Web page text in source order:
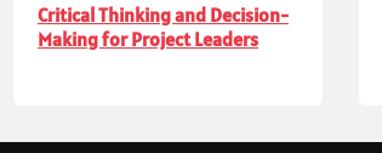
Critical Thinking and Decision-
Making for Project Leaders